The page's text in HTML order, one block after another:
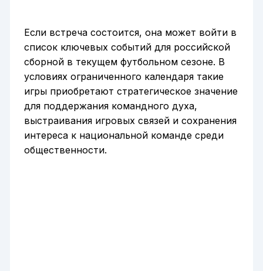
Если встреча состоится, она может войти в
список ключевых событий для российской
сборной в текущем футбольном сезоне. В
условиях ограниченного календаря такие
игры приобретают стратегическое значение
для поддержания командного духа,
выстраивания игровых связей и сохранения
интереса к национальной команде среди
общественности.